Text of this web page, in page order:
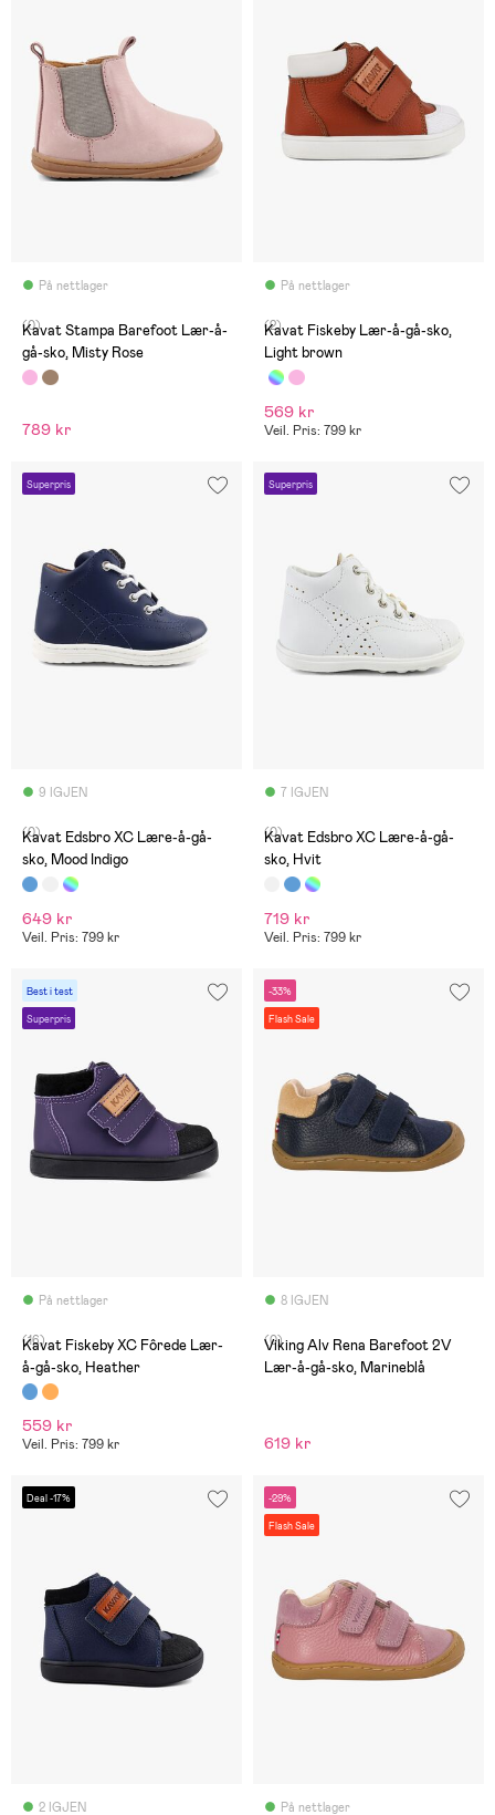
På nettlager
(0)
Kavat Stampa Barefoot Lær-å-
gå-sko, Misty Rose
789 kr
På nettlager
(2)
Kavat Fiskeby Lær-å-gå-sko,
Light brown
569 kr
Veil. Pris: 799 kr
Superpris
9 IGJEN
(0)
Kavat Edsbro XC Lære-å-gå-
sko, Mood Indigo
649 kr
Veil. Pris: 799 kr
Superpris
7 IGJEN
(0)
Kavat Edsbro XC Lære-å-gå-
sko, Hvit
719 kr
Veil. Pris: 799 kr
Best i test
Superpris
På nettlager
(16)
Kavat Fiskeby XC Fôrede Lær-
å-gå-sko, Heather
559 kr
Veil. Pris: 799 kr
-33%
Flash Sale
8 IGJEN
(0)
Viking Alv Rena Barefoot 2V
Lær-å-gå-sko, Marineblå
619 kr
Deal -17%
2 IGJEN
-29%
Flash Sale
På nettlager